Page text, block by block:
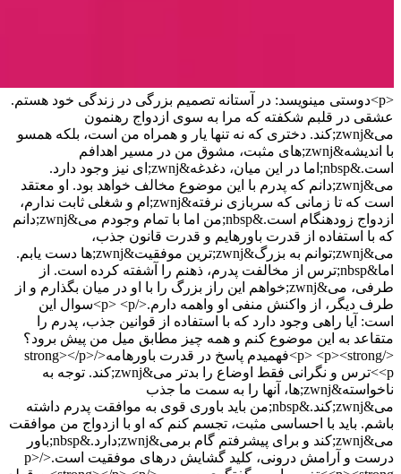
<p>دوستی مینویسد: در آستانه تصمیم بزرگی در زندگی خود هستم.
عشقی در قلبم شکفته که مرا به سوی ازدواج رهنمون
می&zwnj;کند. دختری که نه تنها یار و همراه من است، بلکه همسو
با اندیشه&zwnj;های مثبت، مشوق من در مسیر اهدافم
است.&nbsp;اما در این میان، دغدغه&zwnj;ای نیز وجود دارد.
می&zwnj;دانم که پدرم با این موضوع مخالف خواهد بود. او معتقد
است که تا زمانی که سربازی نرفته&zwnj;ام و شغلی ثابت ندارم،
ازدواج زودهنگام است.&nbsp;من اما با تمام وجودم می&zwnj;دانم
که با استفاده از قدرت باورهایم و قدرت قانون جذب،
می&zwnj;توانم به بزرگ&zwnj;ترین موفقیت&zwnj;ها دست یابم.
اما&nbsp;ترس از مخالفت پدرم، ذهنم را آشفته کرده است. از
طرفی، می&zwnj;خواهم این راز بزرگ را با او در میان بگذارم و از
طرف دیگر، از واکنش منفی او واهمه دارم.</p> <p>سوال این
است: آیا راهی وجود دارد که با استفاده از قوانین جذب، پدرم را
متقاعد به این موضوع کنم و همه چیز مطابق میل من پیش برود؟
</p> <p><strong>فهمیدم پاسخ در قدرت باورهامه</strong></p>
<p>ترس و نگرانی فقط اوضاع را بدتر می&zwnj;کند. توجه به
ناخواسته&zwnj;ها، آنها را به سمت ما جذب
می&zwnj;کند.&nbsp;من باید باوری قوی به موافقت پدرم داشته
باشم. باید با احساسی مثبت، تجسم کنم که او با ازدواج من موافقت
می&zwnj;کند و برای پیشرفتم گام برمی&zwnj;دارد.&nbsp;باور
درست و آرامش درونی، کلید گشایش درهای موفقیت است.</p>